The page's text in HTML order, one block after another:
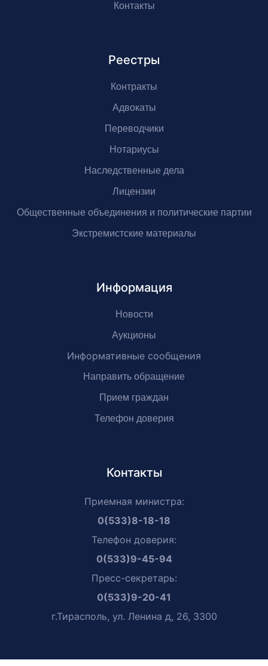
Контакты
Реестры
Контракты
Адвокаты
Переводчики
Нотариусы
Наследственные дела
Лицензии
Общественные объединения и политические партии
Экстремистские материалы
Информация
Новости
Аукционы
Информативные сообщения
Направить обращение
Прием граждан
Телефон доверия
Контакты
Приемная министра:
0(533)8-18-18
Телефон доверия:
0(533)9-45-94
Пресс-секретарь:
0(533)9-20-41
г.Тирасполь, ул. Ленина д, 26, 3300